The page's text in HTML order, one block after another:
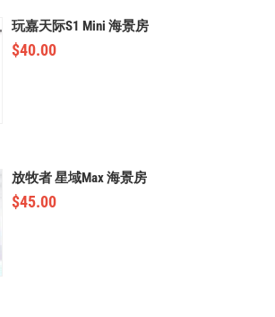
玩嘉天际S1 Mini 海景房
$40.00
放牧者 星域Max 海景房
$45.00